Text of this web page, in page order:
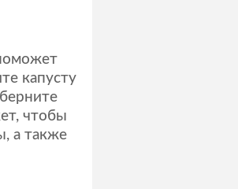
капусту
чтобы
а также